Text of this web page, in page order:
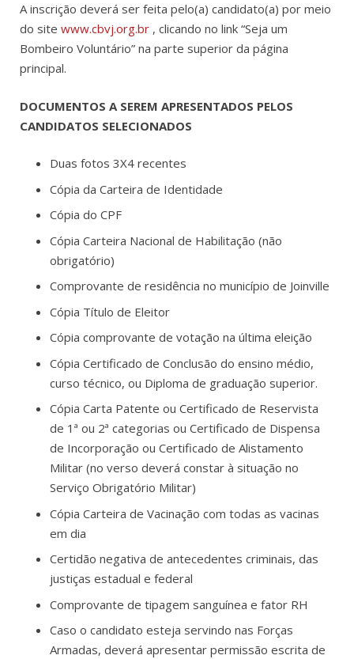
A inscrição deverá ser feita pelo(a) candidato(a) por meio
do site www.cbvj.org.br , clicando no link “Seja um
Bombeiro Voluntário” na parte superior da página
principal.
DOCUMENTOS A SEREM APRESENTADOS PELOS
CANDIDATOS SELECIONADOS
Duas fotos 3X4 recentes
Cópia da Carteira de Identidade
Cópia do CPF
Cópia Carteira Nacional de Habilitação (não
obrigatório)
Comprovante de residência no município de Joinville
Cópia Título de Eleitor
Cópia comprovante de votação na última eleição
Cópia Certificado de Conclusão do ensino médio,
curso técnico, ou Diploma de graduação superior.
Cópia Carta Patente ou Certificado de Reservista
de 1ª ou 2ª categorias ou Certificado de Dispensa
de Incorporação ou Certificado de Alistamento
Militar (no verso deverá constar à situação no
Serviço Obrigatório Militar)
Cópia Carteira de Vacinação com todas as vacinas
em dia
Certidão negativa de antecedentes criminais, das
justiças estadual e federal
Comprovante de tipagem sanguínea e fator RH
Caso o candidato esteja servindo nas Forças
Armadas, deverá apresentar permissão escrita de